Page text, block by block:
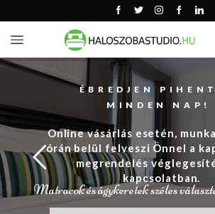
ÉBREDJEN
MINDEN NAP!
Matracok és ágykeretek széles
Online vásárlás esetén,
órán belül felveszi Önnel a
megrendelés
kapcsolatban.